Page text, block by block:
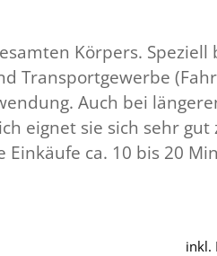
Körpers. Speziell
Transportgewerbe
Auch bei
eignet sie sich sehr
ca. 10 bis 20
inkl.